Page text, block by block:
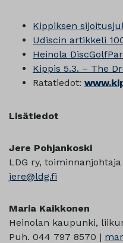
Kippiksen
Udiscin artikkeli
Heinola
Kippis 5.3. – The
Ratatiedot:
Lisätiedot
Jere Pohjankoski
LDG ry, toiminnanjohtaja
jere@ldg.fi
Maria Kaikkonen
Heinolan kaupunki,
Puh. 044 797 8570 |